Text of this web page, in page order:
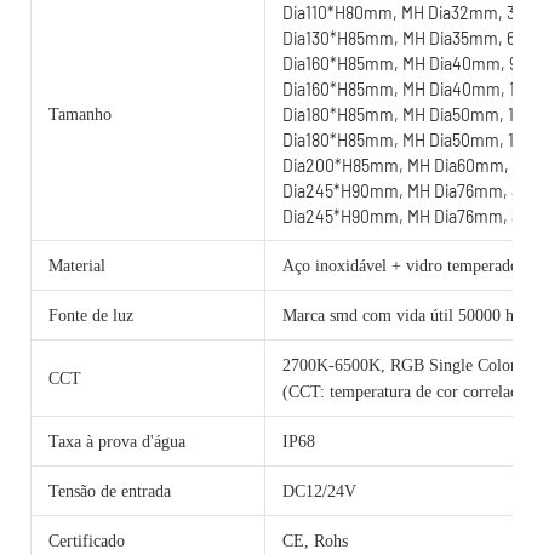
Tamanho
Dia110*H80mm, MH Dia32mm, 3w
Dia130*H85mm, MH Dia35mm, 6w
Dia160*H85mm, MH Dia40mm, 9w
Dia160*H85mm, MH Dia40mm, 12w
Dia180*H85mm, MH Dia50mm, 15w
Dia180*H85mm, MH Dia50mm, 18w
Dia200*H85mm, MH Dia60mm,
Dia245*H90mm, MH Dia76mm,
Dia245*H90mm, MH Dia76mm, 36w
Material Aço inoxidável + vidro temperado
Fonte de luz Marca smd com vida útil 50000 horas
CCT
2700K-6500K, RGB Single Color
(CCT: temperatura de cor
Taxa à prova d'água IP68
Tensão de entrada DC12/24V
Certificado CE, Rohs